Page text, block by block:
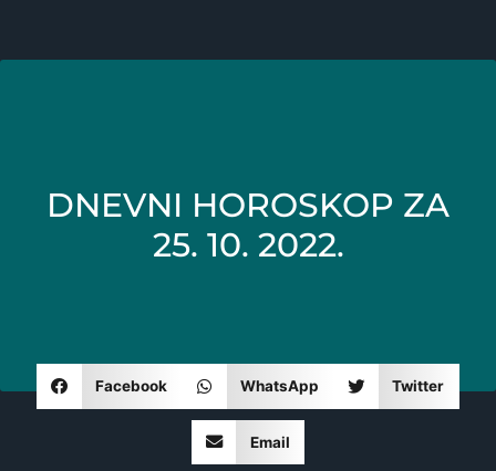
DNEVNI HOROSKOP ZA
25. 10. 2022.
Facebook WhatsApp Twitter
Email